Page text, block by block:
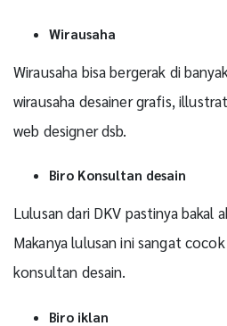
Wirausaha
Wirausaha bisa bergerak di
wirausaha desainer grafis,
web designer dsb.
Biro Konsultan desain
Lulusan dari DKV pastinya bakal
Makanya lulusan ini sangat
konsultan desain.
Biro iklan